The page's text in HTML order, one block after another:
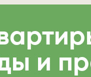
и